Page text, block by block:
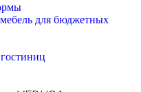
для бюджетных